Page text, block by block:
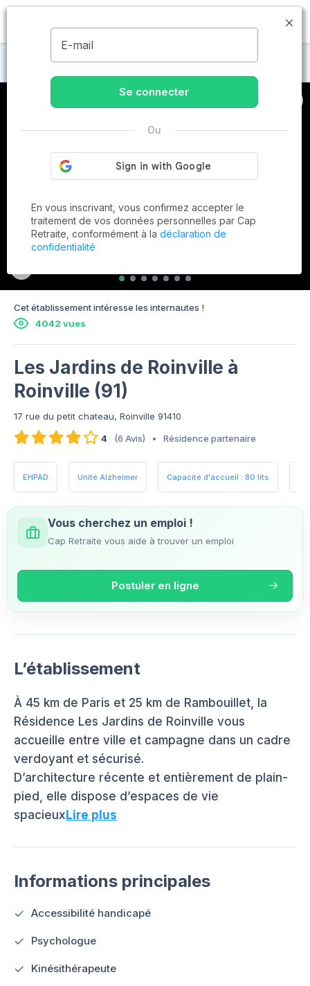
MENU
Maisons de retraite à Roinville
Cet établissement intéresse les internautes !
4042 vues
Les Jardins de Roinville à
Roinville (91)
17 rue du petit chateau, Roinville 91410
4
(6 Avis) • Résidence partenaire
EHPAD Unité Alzheimer Capacité d'accueil : 80 lits
Vous cherchez un emploi !
Cap Retraite vous aide à trouver un emploi
Postuler en ligne
L’établissement
À 45 km de Paris et 25 km de Rambouillet, la
Résidence Les Jardins de Roinville vous
accueille entre ville et campagne dans un cadre
verdoyant et sécurisé.
D’architecture récente et entièrement de plain-
pied, elle dispose d’espaces de vie
spacieuxLire plus
Informations principales
Accessibilité handicapé
Psychologue
Kinésithérapeute
E-mail
Se connecter
Ou
En vous inscrivant, vous confirmez accepter le
traitement de vos données personnelles par Cap
Retraite, conformément à la déclaration de
confidentialité